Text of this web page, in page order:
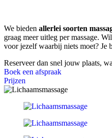
We bieden allerlei soorten
graag meer uitleg per massage.
voor jezelf waarbij niets moet? Je
Reserveer dan snel jouw plaats,
Boek een afspraak
Prijzen